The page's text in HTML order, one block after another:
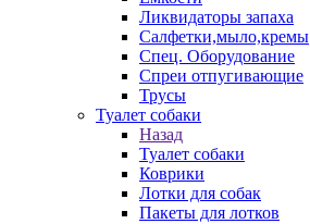
Ликвидаторы запаха
Салфетки,мыло,кремы
Спец. Оборудование
Спреи отпугивающие
Трусы
Туалет собаки
Назад
Туалет собаки
Коврики
Лотки для собак
Пакеты для лотков